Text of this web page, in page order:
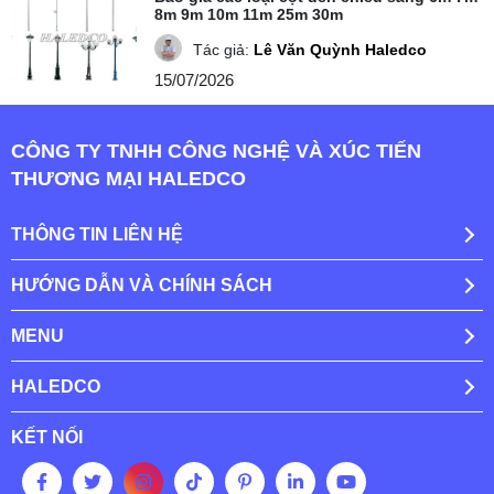
8m 9m 10m 11m 25m 30m
Tác giả: Lê Văn Quỳnh Haledco
15/07/2026
CÔNG TY TNHH CÔNG NGHỆ VÀ XÚC TIẾN
THƯƠNG MẠI HALEDCO
THÔNG TIN LIÊN HỆ
HƯỚNG DẪN VÀ CHÍNH SÁCH
MENU
HALEDCO
KẾT NỐI